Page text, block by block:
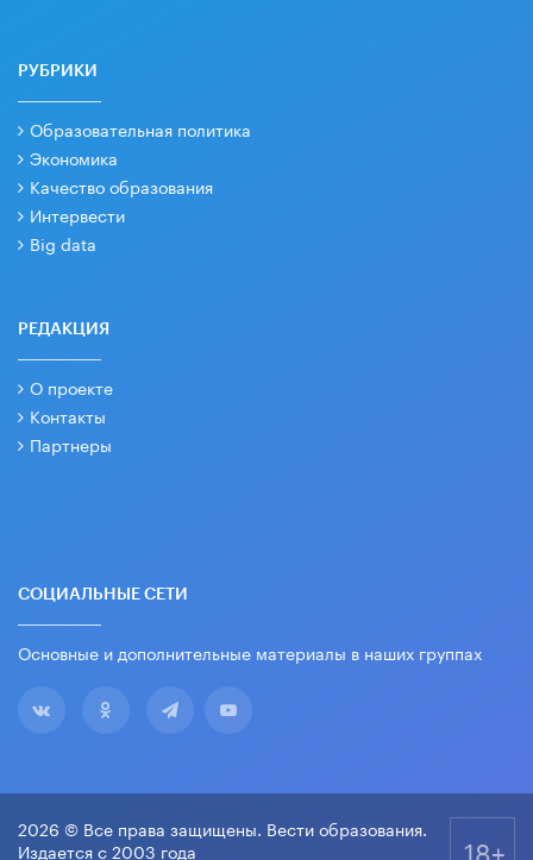
РУБРИКИ
Образовательная политика
Экономика
Качество образования
Интервести
Big data
РЕДАКЦИЯ
О проекте
Контакты
Партнеры
СОЦИАЛЬНЫЕ СЕТИ
Основные и дополнительные материалы в наших группах
2026 © Все права защищены. Вести образования.
Издается с 2003 года
18+